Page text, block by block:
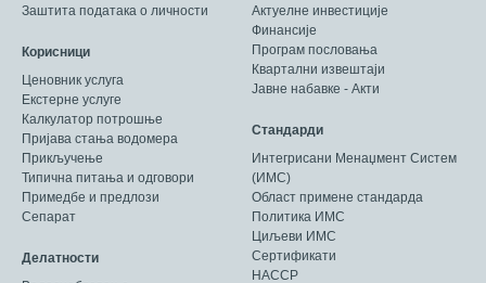
Заштита података о личности
Корисници
Ценовник услуга
Екстерне услуге
Калкулатор потрошње
Пријава стања водомера
Прикључење
Типична питања и одговори
Примедбе и предлози
Сепарат
Делатности
Актуелне инвестиције
Финансије
Програм пословања
Квартални извештаји
Јавне набавке - Акти
Стандарди
Интегрисани Менаџмент Систем
(ИМС)
Област примене стандарда
Политика ИМС
Циљеви ИМС
Сертификати
HACCP